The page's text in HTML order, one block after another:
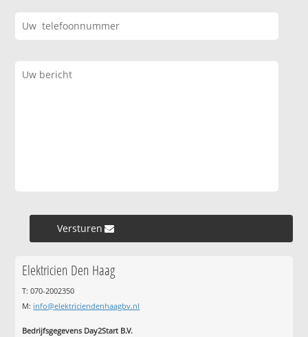
Versturen »
Elektricien Den Haag
T: 070-2002350
M: info@elektriciendenhaagbv.nl
Bedrijfsgegevens Day2Start B.V.